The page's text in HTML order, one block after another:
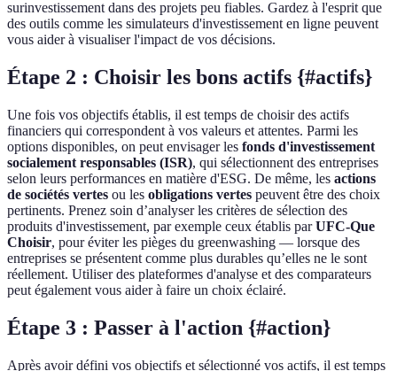
surinvestissement dans des projets peu fiables. Gardez à l'esprit que
des outils comme les simulateurs d'investissement en ligne peuvent
vous aider à visualiser l'impact de vos décisions.
Étape 2 : Choisir les bons actifs {#actifs}
Une fois vos objectifs établis, il est temps de choisir des actifs
financiers qui correspondent à vos valeurs et attentes. Parmi les
options disponibles, on peut envisager les fonds d'investissement
socialement responsables (ISR), qui sélectionnent des entreprises
selon leurs performances en matière d'ESG. De même, les actions
de sociétés vertes ou les obligations vertes peuvent être des choix
pertinents. Prenez soin d’analyser les critères de sélection des
produits d'investissement, par exemple ceux établis parUFC-Que
Choisir, pour éviter les pièges du greenwashing — lorsque des
entreprises se présentent comme plus durables qu’elles ne le sont
réellement. Utiliser des plateformes d'analyse et des comparateurs
peut également vous aider à faire un choix éclairé.
Étape 3 : Passer à l'action {#action}
Après avoir défini vos objectifs et sélectionné vos actifs, il est temps